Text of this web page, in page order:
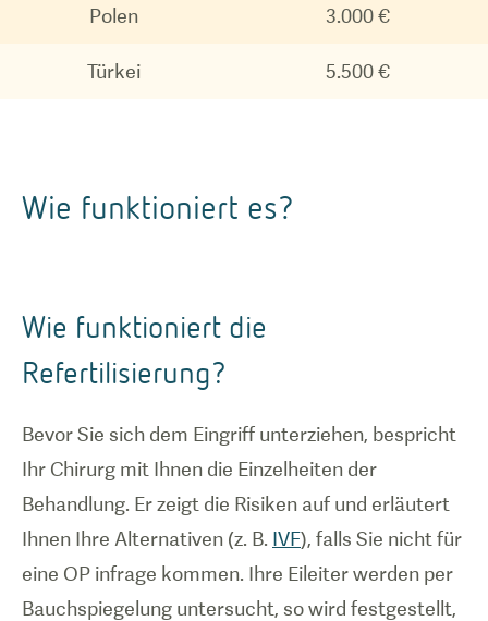
Polen 3.000 €
Türkei 5.500 €
Wie funktioniert es?
Wie funktioniert die
Refertilisierung?
Bevor Sie sich dem Eingriff unterziehen, bespricht
Ihr Chirurg mit Ihnen die Einzelheiten der
Behandlung. Er zeigt die Risiken auf und erläutert
Ihnen Ihre Alternativen (z. B. IVF), falls Sie nicht für
eine OP infrage kommen. Ihre Eileiter werden per
Bauchspiegelung untersucht, so wird festgestellt,